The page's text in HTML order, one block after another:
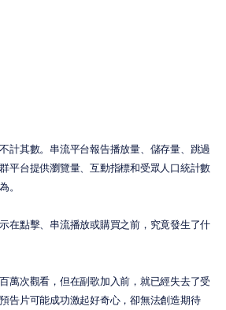
計其數。串流平台報告播放量、儲存量、跳過
平台提供瀏覽量、互動指標和受眾人口統計數
。
在點擊、串流播放或購買之前，究竟發生了什
萬次觀看，但在副歌加入前，就已經失去了受
告片可能成功激起好奇心，卻無法創造期待